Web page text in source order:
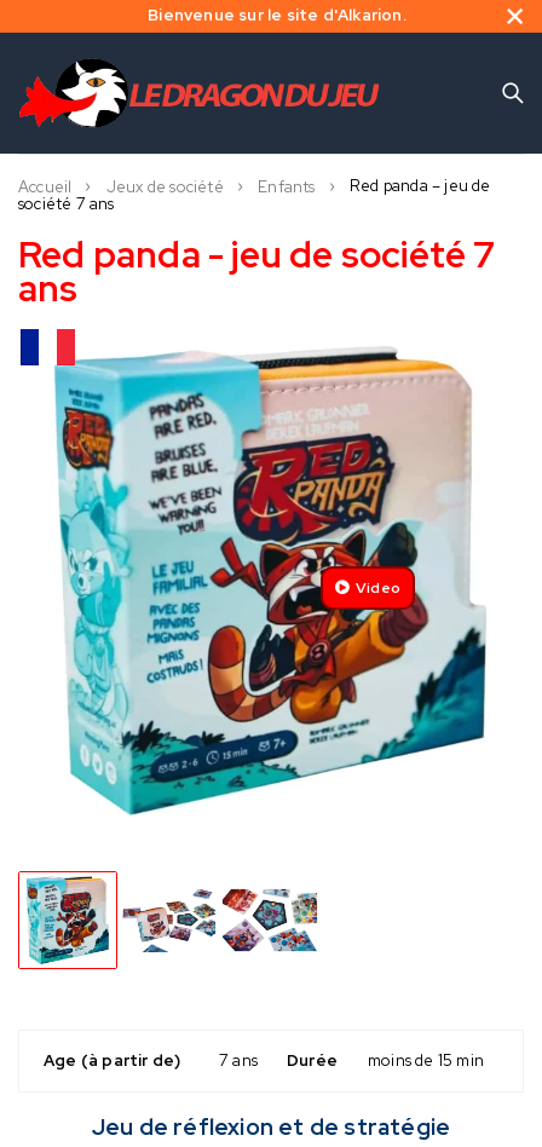
Bienvenue sur le site d'Alkarion.
Accueil Jeux de société Enfants
Red panda – jeu de
société 7 ans
Red panda - jeu de société 7
ans
Video
Age (à partir de) 7 ans Durée moins de 15 min
Jeu de réflexion et de stratégie